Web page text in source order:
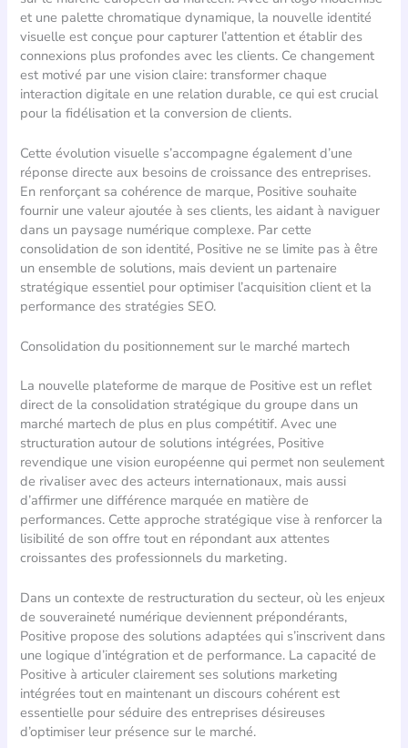
et une palette chromatique dynamique, la nouvelle identité
visuelle est conçue pour capturer l’attention et établir des
connexions plus profondes avec les clients. Ce changement
est motivé par une vision claire: transformer chaque
interaction digitale en une relation durable, ce qui est crucial
pour la fidélisation et la conversion de clients.
Cette évolution visuelle s’accompagne également d’une
réponse directe aux besoins de croissance des entreprises.
En renforçant sa cohérence de marque, Positive souhaite
fournir une valeur ajoutée à ses clients, les aidant à naviguer
dans un paysage numérique complexe. Par cette
consolidation de son identité, Positive ne se limite pas à être
un ensemble de solutions, mais devient un partenaire
stratégique essentiel pour optimiser l’acquisition client et la
performance des stratégies SEO.
Consolidation du positionnement sur le marché martech
La nouvelle plateforme de marque de Positive est un reflet
direct de la consolidation stratégique du groupe dans un
marché martech de plus en plus compétitif. Avec une
structuration autour de solutions intégrées, Positive
revendique une vision européenne qui permet non seulement
de rivaliser avec des acteurs internationaux, mais aussi
d’affirmer une différence marquée en matière de
performances. Cette approche stratégique vise à renforcer la
lisibilité de son offre tout en répondant aux attentes
croissantes des professionnels du marketing.
Dans un contexte de restructuration du secteur, où les enjeux
de souveraineté numérique deviennent prépondérants,
Positive propose des solutions adaptées qui s’inscrivent dans
une logique d’intégration et de performance. La capacité de
Positive à articuler clairement ses solutions marketing
intégrées tout en maintenant un discours cohérent est
essentielle pour séduire des entreprises désireuses
d’optimiser leur présence sur le marché.